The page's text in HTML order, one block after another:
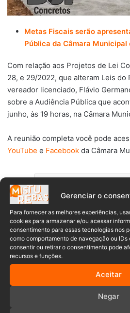
Gerenciar o
Para fornecer as melhores experiências,
cookies para armazenar e/ou acessar
consentimento para essas tecnologias nos
como comportamento de navegação ou
consentir ou retirar o consentimento pode
recursos e funções.
Aceitar
Negar
Metas Fiscais serão
Pública da Câmara Municipal
Com relação aos Projetos de Lei
28, e 29/2022, que alteram Leis do
vereador licenciado, Flávio
sobre a Audiência Pública que
junho, às 19 horas, na Câmara
A reunião completa você pode
YouTube e Facebook da Câmara
Câmara de
Comissão de